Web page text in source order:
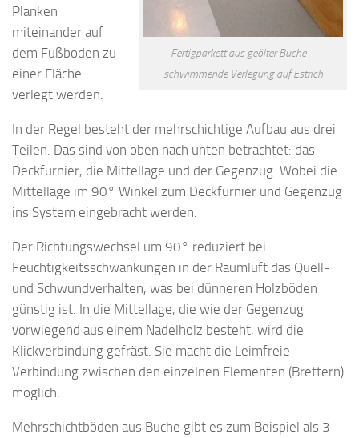
Fertigparkett aus geölter Buche –
schwimmende Verlegung auf Estrich
Planken
miteinander auf
dem Fußboden zu
einer Fläche
verlegt werden.
In der Regel besteht der mehrschichtige Aufbau aus drei
Teilen. Das sind von oben nach unten betrachtet: das
Deckfurnier, die Mittellage und der Gegenzug. Wobei die
Mittellage im 90° Winkel zum Deckfurnier und Gegenzug
ins System eingebracht werden.
Der Richtungswechsel um 90° reduziert bei
Feuchtigkeitsschwankungen in der Raumluft das Quell-
und Schwundverhalten, was bei dünneren Holzböden
günstig ist. In die Mittellage, die wie der Gegenzug
vorwiegend aus einem Nadelholz besteht, wird die
Klickverbindung gefräst. Sie macht die Leimfreie
Verbindung zwischen den einzelnen Elementen (Brettern)
möglich.
Mehrschichtböden aus Buche gibt es zum Beispiel als 3-